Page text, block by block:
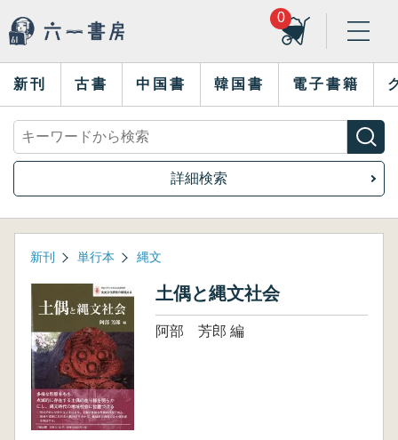
0
新刊 古書 中国書 韓国書 電子書籍
詳細検索
新刊 単行本 縄文
土偶と縄文社会
阿部 芳郎 編